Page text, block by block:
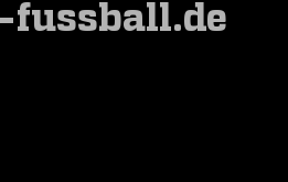
fussball.de